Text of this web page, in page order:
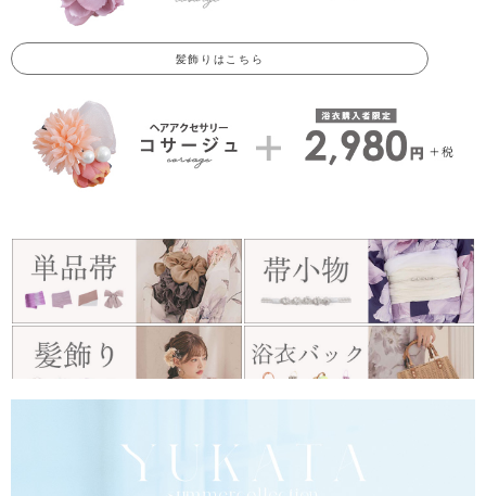
髪飾りはこちら